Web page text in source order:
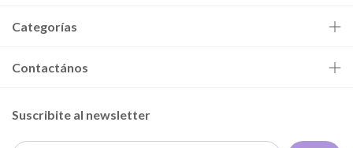
Categorías
Contactános
Suscribite al newsletter